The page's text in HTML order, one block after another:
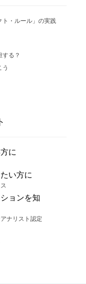
ト・ルール」の実践
る？
う
に
い方に
ョンを知
ナリスト認定